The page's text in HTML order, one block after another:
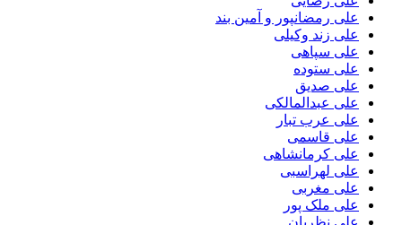
علی رمضانپور و آمین بند
علی زند وکیلی
علی سپاهی
علی ستوده
علی صدیق
علی عبدالمالکی
علی عرب تبار
علی قاسمی
علی کرمانشاهی
علی لهراسبی
علی مغربی
علی ملک پور
علی نظریان